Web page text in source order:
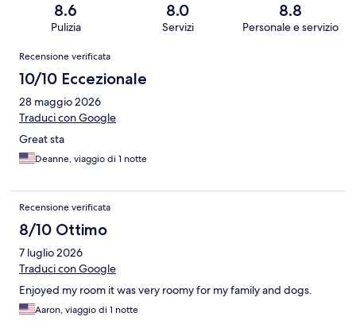
8.6
Pulizia
8.0
Servizi
8.8
Personale e servizio
Recensioni
Recensione verificata
10/10 Eccezionale
28 maggio 2026
Traduci con Google
Great sta
Deanne, viaggio di 1 notte
Recensione verificata
8/10 Ottimo
7 luglio 2026
Traduci con Google
Enjoyed my room it was very roomy for my family and dogs.
Aaron, viaggio di 1 notte